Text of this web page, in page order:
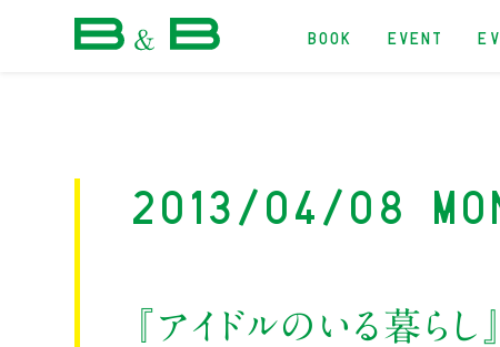
BOOK EVENT
2013/04/08
『アイドルのいる暮ら